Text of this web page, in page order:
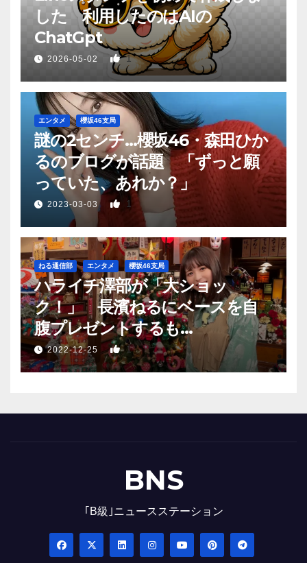
した 利用したのはAIの
ChatGpt
2026-05-02 1
エンタメ 櫻坂46支局
謎の2センチ…櫻坂46・森田ひか
るのブログが話題 「ずっと願
っていた、あれか？」
2023-03-03 1
ねる通信部 エンタメ 櫻坂46支局
ハライチ澤部が「大ショッ
ク！」 長濱ねるにベースを自
腹プレゼントするも…
2022-12-25 1
BNS
｢B級｣ニュースステーション